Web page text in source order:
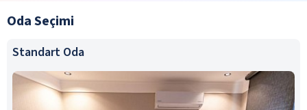
Oda Seçimi
Standart Oda